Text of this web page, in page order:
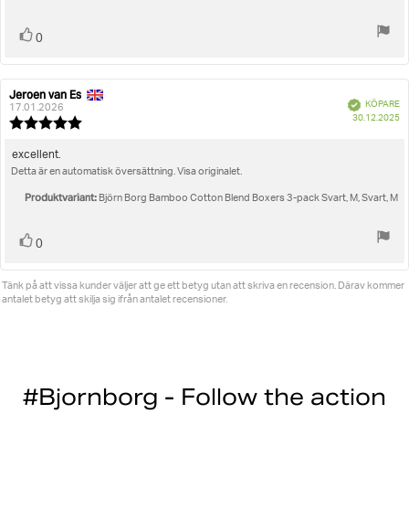
Rösta
0
Recensionsförfattare:
Jeroen van Es
17.01.2026
BekräftadKÖPARE
30.12.2025
Recensionstext:
excellent.
Detta är en automatisk översättning. Visa originalet.
Produktvariant: Björn Borg Bamboo Cotton Blend Boxers 3-pack Svart, M, Svart, M
Rösta
0
Tänk på att vissa kunder väljer att ge ett betyg utan att skriva en recension. Därav kommer
antalet betyg att skilja sig ifrån antalet recensioner.
#Bjornborg - Follow the action